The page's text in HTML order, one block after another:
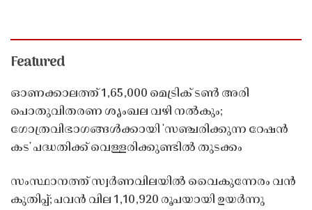
Featured
ഓണക്കാലത്ത് 1,65,000 മെട്രിക് ടൺ അരി
പൊതുവിതരണ ശൃംഖല വഴി നൽകും;
ഗോത്രവിഭാഗങ്ങൾക്കായി 'സഞ്ചരിക്കുന്ന റേഷൻ
കട' പദ്ധതിക്ക് വെള്ളരിക്കുണ്ടിൽ തുടക്കം
സംസ്ഥാനത്ത് സ്വർണവിലയിൽ വൈകുന്നേരം വൻ
കുതിപ്പ്; പവൻ വില 1,10,920 രൂപയായി ഉയർന്നു